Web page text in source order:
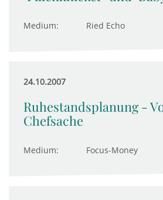
Medium: Ried Echo
24.10.2007
Ruhestandsplanung -
Chefsache
Medium: Focus-Money